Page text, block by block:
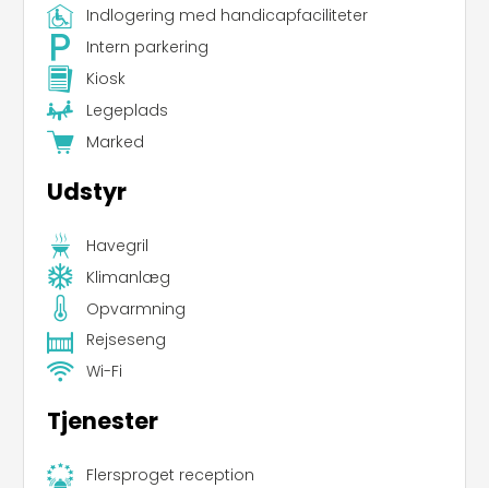
Indlogering med handicapfaciliteter
Intern parkering
Kiosk
Legeplads
Marked
Udstyr
Havegril
Klimanlæg
Opvarmning
Rejseseng
Wi-Fi
Tjenester
Flersproget reception